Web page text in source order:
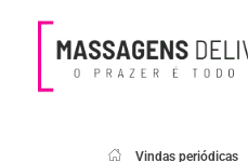
Vindas periódicas